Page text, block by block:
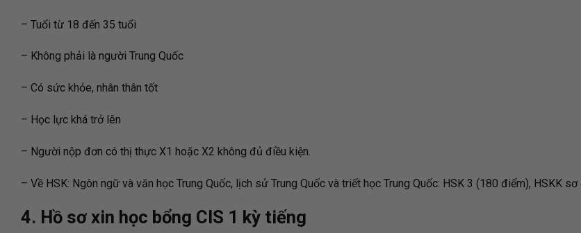
– Tuổi từ 18 đến 35 tuổi
– Không phải là người Trung Quốc
– Có sức khỏe, nhân thân tốt
– Học lực khá trở lên
– Người nộp đơn có thị thực X1 hoặc X2 không đủ điều kiện.
– Về HSK: Ngôn ngữ và văn học Trung Quốc, lịch sử Trung Quốc và triết học Trung Quốc: HSK 3 (180 điểm), HSKK sơ
4. Hồ sơ xin học bổng CIS 1 kỳ tiếng